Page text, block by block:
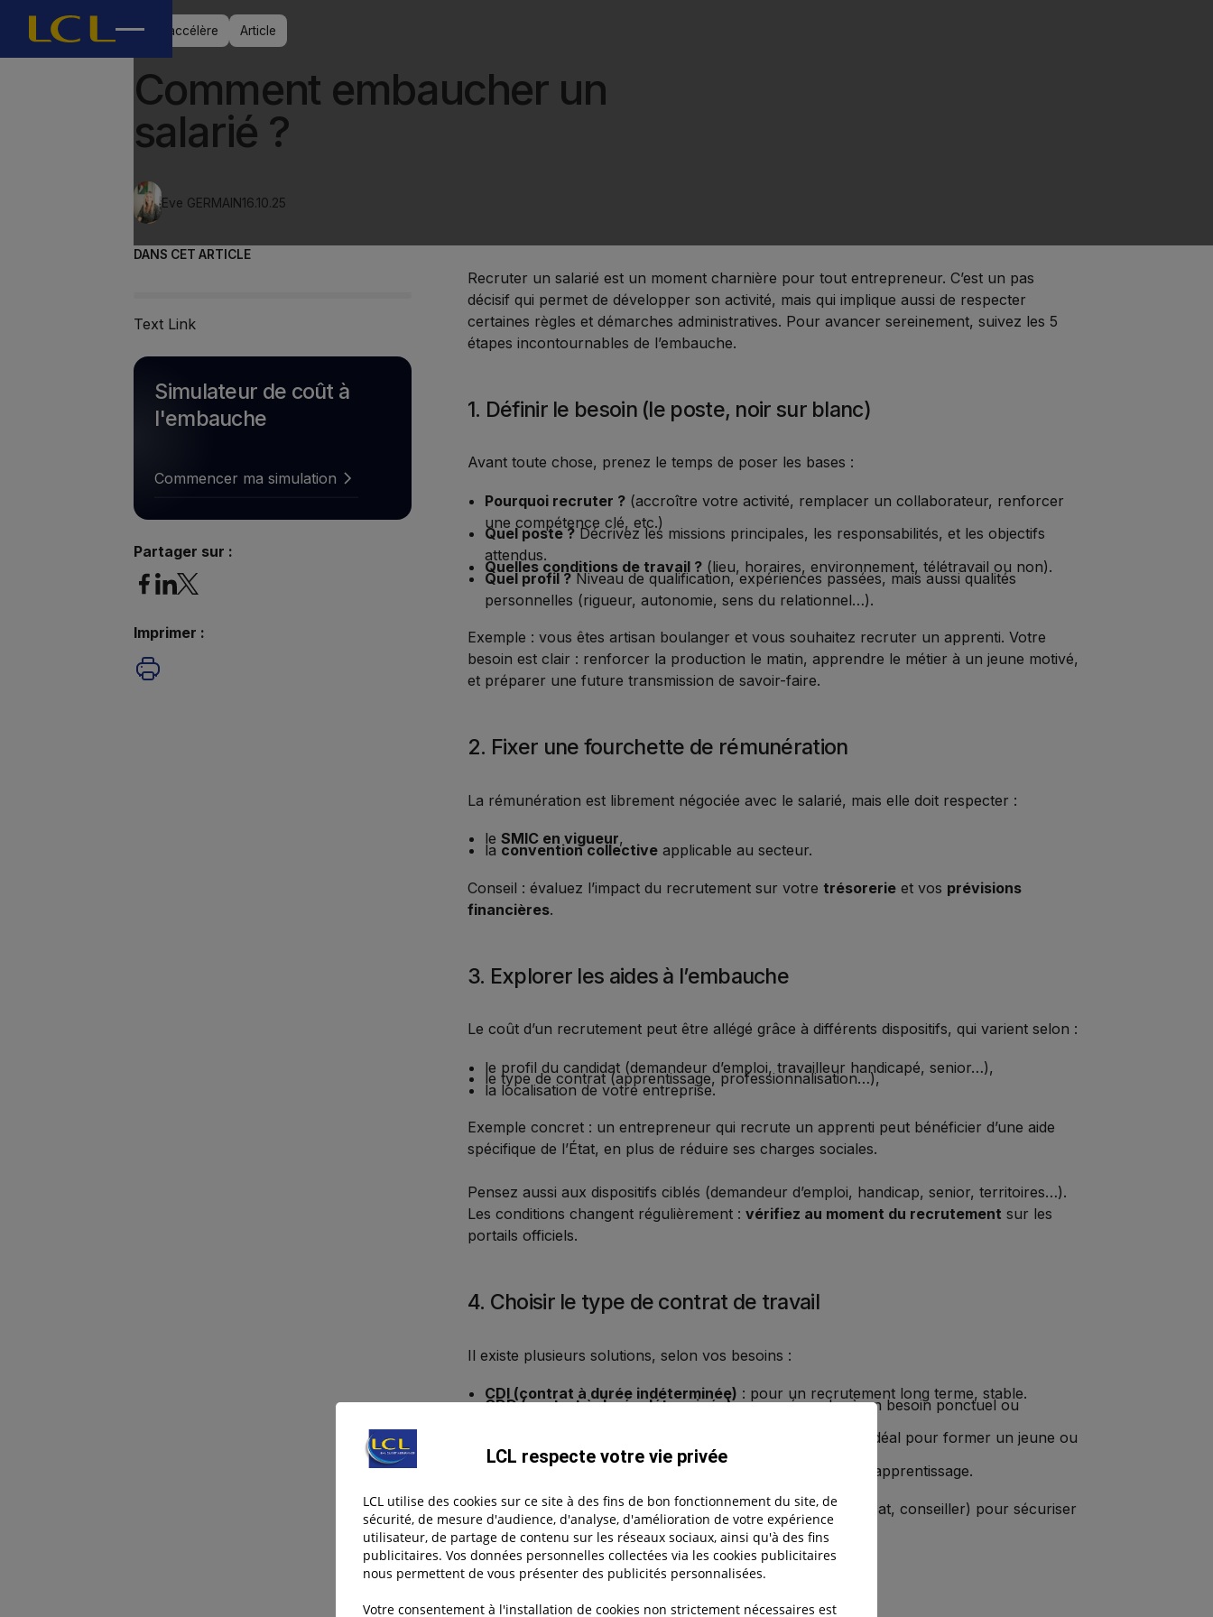
J’accélère Article
Comment embaucher un
salarié ?
Eve GERMAIN16.10.25
DANS CET ARTICLE
Text Link
Simulateur de coût à
l'embauche
Commencer ma simulation
Commencer ma simulation
Partager sur :
Imprimer :
Recruter un salarié est un moment charnière pour tout entrepreneur. C’est un pas
décisif qui permet de développer son activité, mais qui implique aussi de respecter
certaines règles et démarches administratives. Pour avancer sereinement, suivez les 5
étapes incontournables de l’embauche.
1. Définir le besoin (le poste, noir sur blanc)
Avant toute chose, prenez le temps de poser les bases :
Pourquoi recruter ? (accroître votre activité, remplacer un collaborateur, renforcer
une compétence clé, etc.)
Quel poste ?Décrivez les missions principales, les responsabilités, et les objectifs
attendus.
Quelles conditions de travail ? (lieu, horaires, environnement, télétravail ou non).
Quel profil ?Niveau de qualification, expériences passées, mais aussi qualités
personnelles (rigueur, autonomie, sens du relationnel…).
Exemple : vous êtes artisan boulanger et vous souhaitez recruter un apprenti. Votre
besoin est clair : renforcer la production le matin, apprendre le métier à un jeune motivé,
et préparer une future transmission de savoir-faire.
2. Fixer une fourchette de rémunération
La rémunération est librement négociée avec le salarié, mais elle doit respecter :
leSMIC en vigueur,
la convention collective applicable au secteur.
Conseil : évaluez l’impact du recrutement sur votre trésorerieet vos prévisions
financières.
3. Explorer les aides à l’embauche
Le coût d’un recrutement peut être allégé grâce à différents dispositifs, qui varient selon :
le profil du candidat (demandeur d’emploi, travailleur handicapé, senior…),
le type de contrat (apprentissage, professionnalisation…),
la localisation de votre entreprise.
Exemple concret : un entrepreneur qui recrute un apprenti peut bénéficier d’une aide
spécifique de l’État, en plus de réduire ses charges sociales.
Pensez aussi aux dispositifs ciblés (demandeur d’emploi, handicap, senior, territoires…).
Les conditions changent régulièrement : vérifiez au moment du recrutement sur les
portails officiels.
4. Choisir le type de contrat de travail
Il existe plusieurs solutions, selon vos besoins :
CDI (contrat à durée indéterminée) : pour un recrutement long terme, stable.
CDD (contrat à durée déterminée): pour répondre à un besoin ponctuel ou
: idéal pour former un jeune ou
un adulte en alternance.
Convention de stage : pour des missions temporaires d’apprentissage.
Astuce : faites-vous accompagner (expert-comptable, avocat, conseiller) pour sécuriser
le choix et la rédaction du contrat.
LCL respecte votre vie privée
LCL utilise des cookies sur ce site à des fins de bon fonctionnement du site, de
sécurité, de mesure d'audience, d'analyse, d'amélioration de votre expérience
utilisateur, de partage de contenu sur les réseaux sociaux, ainsi qu'à des fins
publicitaires. Vos données personnelles collectées via les cookies publicitaires
nous permettent de vous présenter des publicités personnalisées.
Votre consentement à l'installation de cookies non strictement nécessaires est